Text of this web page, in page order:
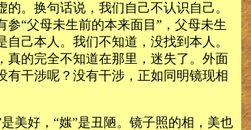
的。换句话说，我们自己不认识自己。
参“父母未生前的本来面目”，父母未生
自己本人。我们不知道，没找到本人。
真的完全不知道在那里，迷失了。外面
有干涉呢？没有干涉，正如同明镜现相
是美好，“媸”是丑陋。镜子照的相，美也